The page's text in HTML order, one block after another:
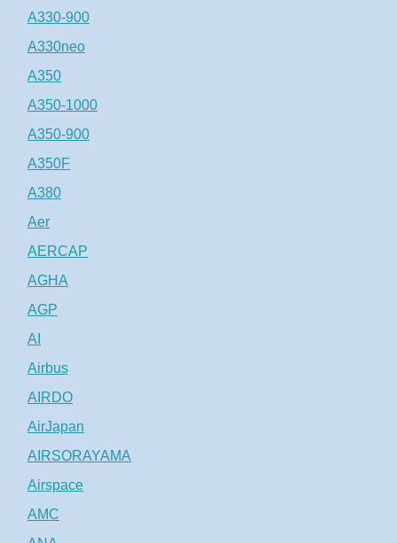
A330-900
A330neo
A350
A350-1000
A350-900
A350F
A380
Aer
AERCAP
AGHA
AGP
AI
Airbus
AIRDO
AirJapan
AIRSORAYAMA
Airspace
AMC